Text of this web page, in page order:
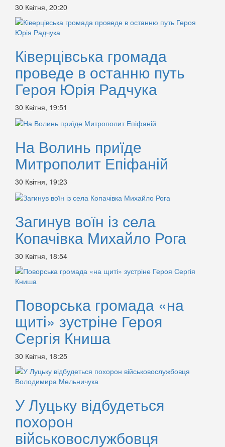
30 Квітня, 20:20
Ківерцівська громада
проведе в останню путь
Героя Юрія Радчука
30 Квітня, 19:51
На Волинь приїде
Митрополит Епіфаній
30 Квітня, 19:23
Загинув воїн із села
Копачівка Михайло Рога
30 Квітня, 18:54
Поворська громада «на
щиті» зустріне Героя
Сергія Книша
30 Квітня, 18:25
У Луцьку відбудеться
похорон
військовослужбовця